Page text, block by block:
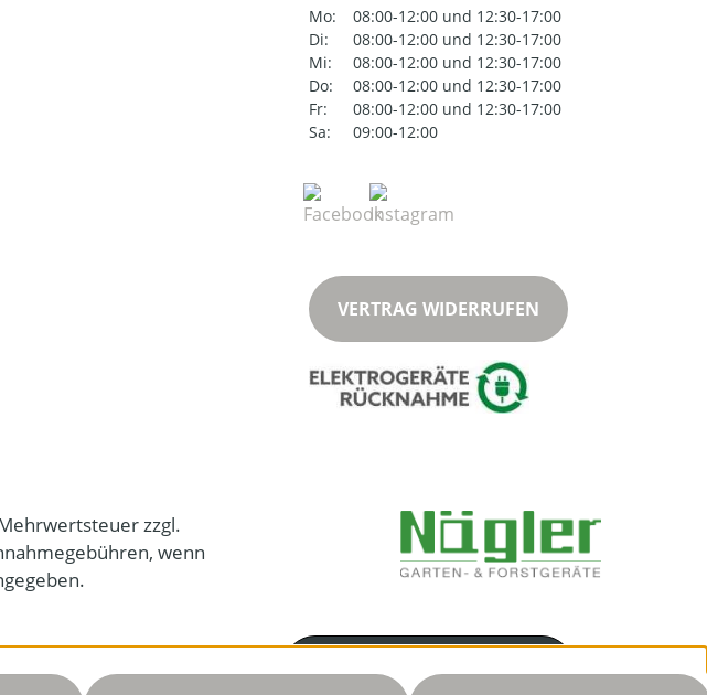
Mo:
08:00-12:00 und 12:30-17:00
Di:
08:00-12:00 und 12:30-17:00
Mi:
08:00-12:00 und 12:30-17:00
Do:
08:00-12:00 und 12:30-17:00
Fr:
08:00-12:00 und 12:30-17:00
Sa:
09:00-12:00
VERTRAG WIDERRUFEN
zzgl.
wenn
03446327533